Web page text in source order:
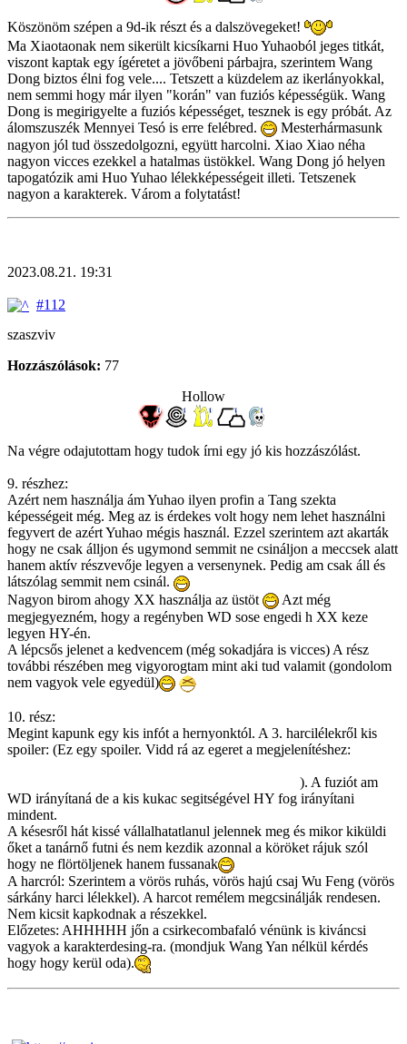
Köszönöm szépen a 9d-ik részt és a dalszövegeket!
Ma Xiaotaonak nem sikerült kicsíkarni Huo Yuhaoból jeges titkát,
viszont kaptak egy ígéretet a jövőbeni párbajra, szerintem Wang
Dong biztos élni fog vele.... Tetszett a küzdelem az ikerlányokkal,
nem semmi hogy már ilyen "korán" van fuziós képességük. Wang
Dong is megirigyelte a fuziós képességet, tesznek is egy próbát. Az
álomszuszék Mennyei Tesó is erre felébred.
Mesterhármasunk
nagyon jól tud összedolgozni, együtt harcolni. Xiao Xiao néha
nagyon vicces ezekkel a hatalmas üstökkel. Wang Dong jó helyen
tapogatózik ami Huo Yuhao lélekképességeit illeti. Tetszenek
nagyon a karakterek. Várom a folytatást!
2023.08.21. 19:31
#112
szaszviv
Hozzászólások: 77
Hollow
Na végre odajutottam hogy tudok írni egy jó kis hozzászólást.
9. részhez:
Azért nem használja ám Yuhao ilyen profin a Tang szekta
képességeit még. Meg az is érdekes volt hogy nem lehet használni
fegyvert de azért Yuhao mégis használ. Ezzel szerintem azt akarták
hogy ne csak álljon és ugymond semmit ne csináljon a meccsek alatt
hanem aktív részvevője legyen a versenynek. Pedig am csak áll és
látszólag semmit nem csinál.
Nagyon birom ahogy XX használja az üstöt
Azt még
megjegyezném, hogy a regényben WD sose engedi h XX keze
legyen HY-én.
A lépcsős jelenet a kedvencem (még sokadjára is vicces) A rész
további részében meg vigyorogtam mint aki tud valamit (gondolom
nem vagyok vele egyedül)
10. rész:
Megint kapunk egy kis infót a hernyonktól. A 3. harcilélekről kis
spoiler: (Ez egy spoiler. Vidd rá az egeret a megjelenítéshez:
). A fuziót am
WD irányítaná de a kis kukac segitségével HY fog irányítani
mindent.
A késesről hát kissé vállalhatatlanul jelennek meg és mikor kiküldi
őket a tanárnő futni és nem kezdik azonnal a köröket rájuk szól
hogy ne flörtöljenek hanem fussanak
A harcról: Szerintem a vörös ruhás, vörös hajú csaj Wu Feng (vörös
sárkány harci lélekkel). A harcot remélem megcsinálják rendesen.
Nem kicsit kapkodnak a részekkel.
Előzetes: AHHHHH jőn a csirkecombafaló vénünk is kiváncsi
vagyok a karakterdesing-ra. (mondjuk Wang Yan nélkül kérdés
hogy hogy kerül oda).